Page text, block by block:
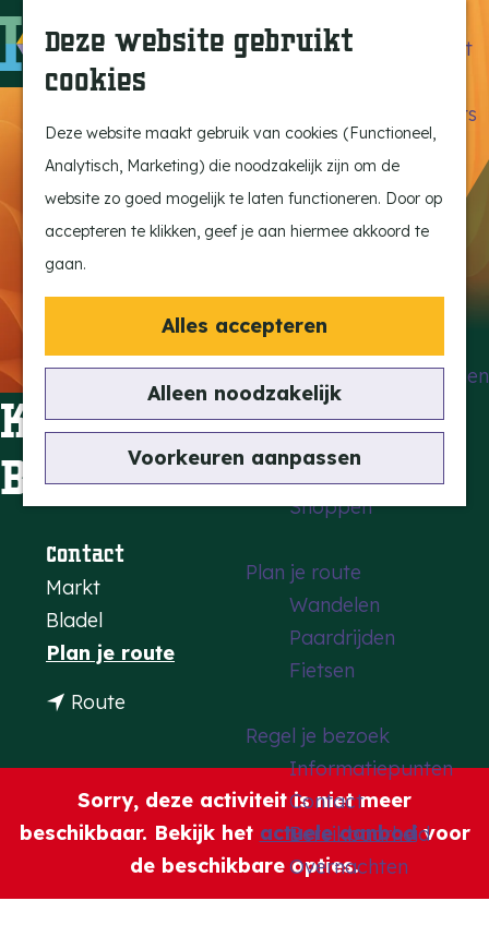
Deze website gebruikt
cookies
Deze website maakt gebruik van cookies (Functioneel,
Analytisch, Marketing) die noodzakelijk zijn om de
website zo goed mogelijk te laten functioneren. Door op
accepteren te klikken, geef je aan hiermee akkoord te
gaan.
Alles accepteren
Alleen noodzakelijk
Voorkeuren aanpassen
G
a
e
o
m
e
p
o
a
M
Brabant op z'n best
Ontdek de highlights
Kempen Dinerbon
Kempenmagazine
Snoeperke
Bezienswaardigheden
Eten en Drinken
Kunst en Cultuur
Met de Kids
Shoppen
Plan je route
Wandelen
Paardrijden
Fietsen
Regel je bezoek
Informatiepunten
Contact
Bereikbaarheid
Overnachten
Koopzondag Oranje
Bladel Centrum
Contact
Markt
Bladel
Plan je routen
o
o
p
Route
a
r
K
o
o
Sorry, deze activiteit is niet meer
beschikbaar. Bekijk het actuele aanbodvoor
de beschikbare opties.